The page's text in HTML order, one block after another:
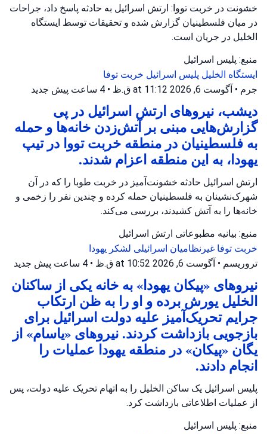
خشونت در خربت تووا: ارتش اسرائیل به حادثه پاسخ داد، جراحات
در میان فلسطینیان گزارش شده و تحقیقات توسط ایستگاه
الخلیل در جریان است.
منبع: پلیس اسرائیل
ایستگاه الخلیل پلیس اسرائیل خربت توفا
جرم • آگوست 6, 2026 at 11:12 ق.ظ • 4 ساعت پیش جدید
دیشب، نیروهای ارتش اسرائیل در پی
گزارش‌هایی مبنی بر آتش‌زدن خانه‌ها و حمله
به فلسطینیان در منطقه خربت تووا در تیپ
یهودا، به این منطقه اعزام شدند.
ارتش اسرائیل حادثه خشونت‌آمیز در خربت طوبا را که در آن
شهرک‌نشینان به فلسطینیان حمله کرده و چندین نفر را زخمی و
خانه‌ها را به آتش کشیدند، بررسی می‌کند.
منبع: بیانیه مطبوعاتی ارتش اسرائیل
خربت توفا غیرنظامیان اسرائیلی لشکر یهودا
تروریسم • آگوست 6, 2026 at 10:52 ق.ظ • 4 ساعت پیش جدید
نیروهای «پیکان یهودا» به خانه یکی از ساکنان
الخلیل یورش برده و او را به ظن ارتکاب
جرایم تحریک‌آمیز علیه دولت اسرائیل برای
بازجویی بازداشت کردند. نیروهای «یاسام» از
یگان «پیکان» در منطقه یهودا عملیات را
انجام دادند.
پلیس اسرائیل یک ساکن الخلیل را به اتهام تحریک علیه دولت، پس
از عملیات اطلاعاتی بازداشت کرد.
منبع: پلیس اسرائیل